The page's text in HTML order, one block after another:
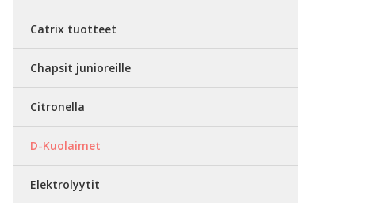
Catrix tuotteet
Chapsit junioreille
Citronella
D-Kuolaimet
Elektrolyytit